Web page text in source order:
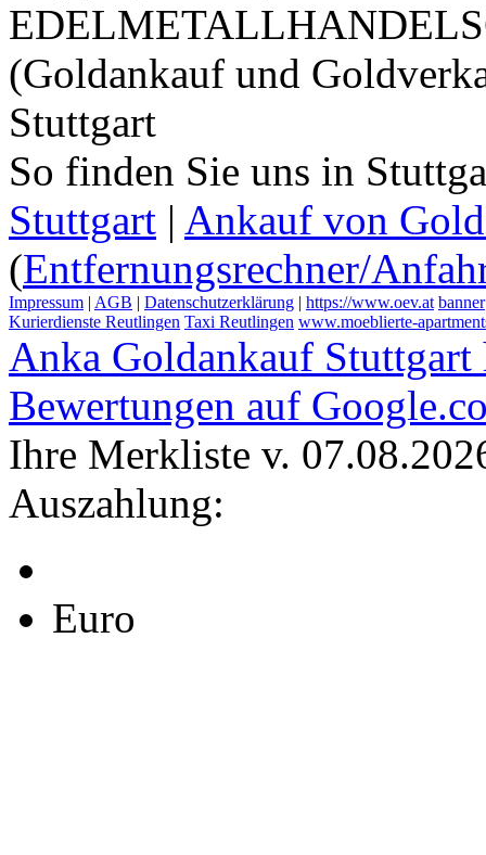
(Goldankauf und
Stuttgart
So finden Sie uns in
Stuttgart | Ankauf von
(Entfernungsrechner/
Impressum | AGB | Datenschutzerklärung | https://www.oev.at banner
Kurierdienste Reutlingen Taxi Reutlingen www.moeblierte-
Anka Goldankauf Stuttgart
Bewertungen auf
Ihre Merkliste v.
Auszahlung:
Euro